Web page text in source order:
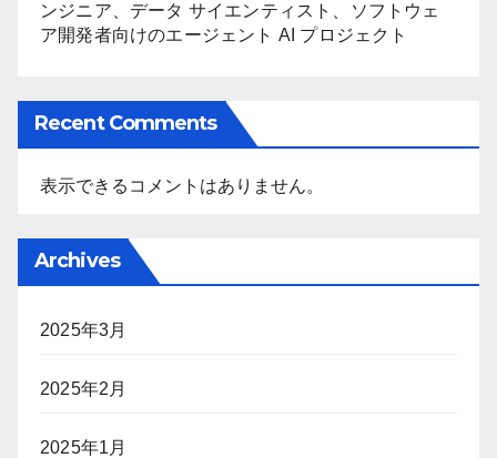
ンジニア、データ サイエンティスト、ソフトウェ
ア開発者向けのエージェント AI プロジェクト
Recent Comments
表示できるコメントはありません。
Archives
2025年3月
2025年2月
2025年1月